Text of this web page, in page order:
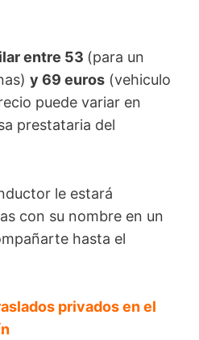
entre 53 (para un
y 69 euros (vehiculo
puede variar en
prestataria del
le estará
con su nombre en un
hasta el
privados en el